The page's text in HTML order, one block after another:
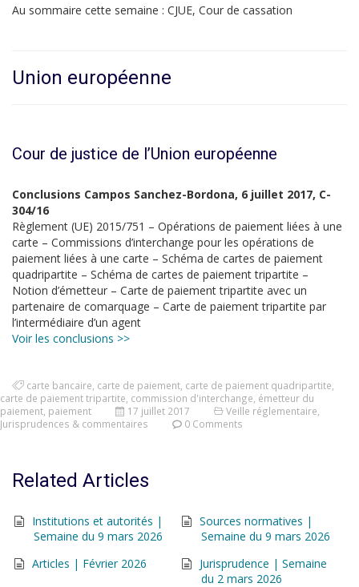
Au sommaire cette semaine : CJUE, Cour de cassation
Union européenne
Cour de justice de l’Union européenne
Conclusions Campos Sanchez-Bordona, 6 juillet 2017, C-
304/16
Règlement (UE) 2015/751 – Opérations de paiement liées à une
carte – Commissions d’interchange pour les opérations de
paiement liées à une carte – Schéma de cartes de paiement
quadripartite – Schéma de cartes de paiement tripartite –
Notion d’émetteur – Carte de paiement tripartite avec un
partenaire de comarquage – Carte de paiement tripartite par
l’intermédiaire d’un agent
Voir les conclusions >>
carte bancaire carte de paiement carte de paiement quadripartite
carte de paiement tripartite commission d'interchange émetteur du
paiement paiement 17 juillet 2017 Veille réglementaire
Jurisprudences & commentaires
0 Comments
Related Articles
Institutions et autorités |
Semaine du 9 mars 2026
Sources normatives |
Semaine du 9 mars 2026
Articles | Février 2026
Jurisprudence | Semaine
du 2 mars 2026